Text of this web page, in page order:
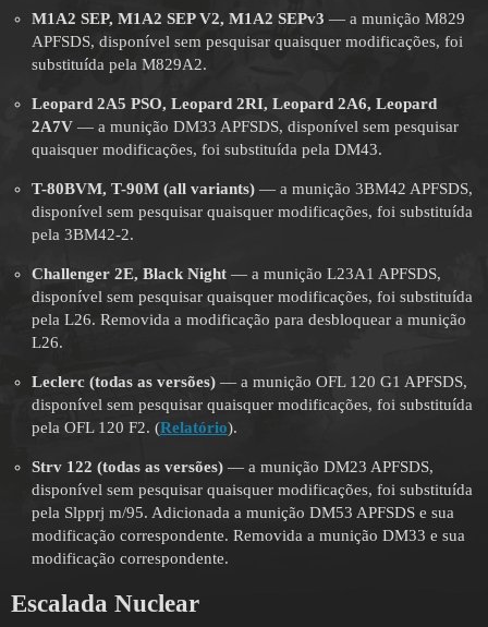
M1A2 SEP, M1A2 SEP V2, M1A2 SEPv3 — a munição M829
APFSDS, disponível sem pesquisar quaisquer modificações, foi
substituída pela M829A2.
Leopard 2A5 PSO, Leopard 2RI, Leopard 2A6, Leopard
2A7V— a munição DM33 APFSDS, disponível sem pesquisar
quaisquer modificações, foi substituída pela DM43.
T-80BVM, T-90M (all variants)— a munição 3BM42 APFSDS,
disponível sem pesquisar quaisquer modificações, foi substituída
pela 3BM42-2.
Challenger 2E, Black Night— a munição L23A1 APFSDS,
disponível sem pesquisar quaisquer modificações, foi substituída
pela L26. Removida a modificação para desbloquear a munição
L26.
Leclerc (todas as versões)— a munição OFL 120 G1 APFSDS,
disponível sem pesquisar quaisquer modificações, foi substituída
pela OFL 120 F2. (Relatório).
Strv 122 (todas as versões)— a munição DM23 APFSDS,
disponível sem pesquisar quaisquer modificações, foi substituída
pela Slpprj m/95. Adicionada a munição DM53 APFSDS e sua
modificação correspondente. Removida a munição DM33 e sua
modificação correspondente.
Escalada Nuclear